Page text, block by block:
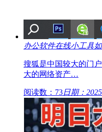
办公软件在线小工具
搜狐是中国较大的门
大的网络资产…
阅读数：73日期：